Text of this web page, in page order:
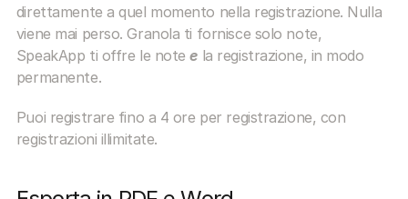
direttamente a quel momento nella registrazione. Nulla
viene mai perso. Granola ti fornisce solo note,
SpeakApp ti offre le note e la registrazione, in modo
permanente.
Puoi registrare fino a 4 ore per registrazione, con
registrazioni illimitate.